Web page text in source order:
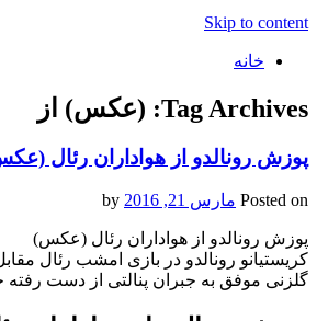
Skip to content
خانه
Tag Archives: (عکس) از
پوزش رونالدو از هواداران رئال
Posted on مارس 21, 2016
پوزش رونالدو از هواداران رئال (عکس)
گلزنی موفق به جبران پنالتی از دست